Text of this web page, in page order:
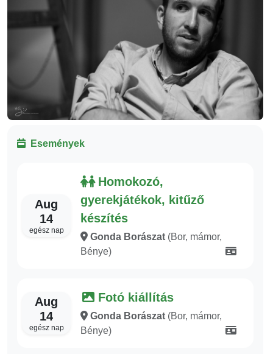
Események
Aug
14
egész nap
Homokozó,
gyerekjátékok, kitűző
készítés
Gonda Borászat (Bor, mámor,
Bénye)
Aug
14
egész nap
Fotó kiállítás
Gonda Borászat (Bor, mámor,
Bénye)